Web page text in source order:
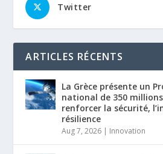
Twitter
ARTICLES RÉCENTS
La Grèce présente un
national de 350
renforcer la sécurité,
résilience
Aug 7, 2026 | Innovation